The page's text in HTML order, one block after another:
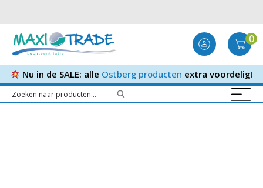
0
Nu in de SALE: alle Östberg producten extra voordelig!